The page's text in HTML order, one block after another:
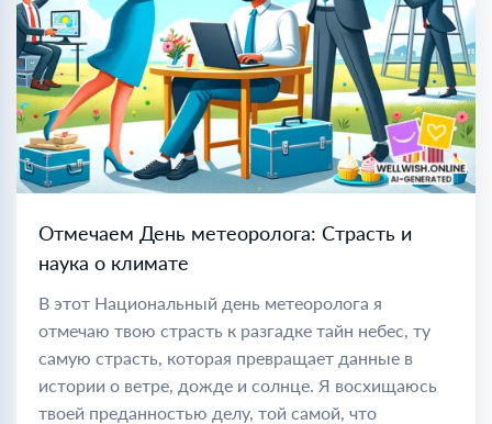
Отмечаем День метеоролога: Страсть и
наука о климате
В этот Национальный день метеоролога я
отмечаю твою страсть к разгадке тайн небес, ту
самую страсть, которая превращает данные в
истории о ветре, дожде и солнце. Я восхищаюсь
твоей преданностью делу, той самой, что